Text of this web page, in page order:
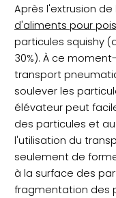
Après l'extrusion
d'aliments pour
particules squishy
30%). À ce
transport
soulever les
élévateur peut
des particules et
l'utilisation du
seulement de
à la surface des
fragmentation des